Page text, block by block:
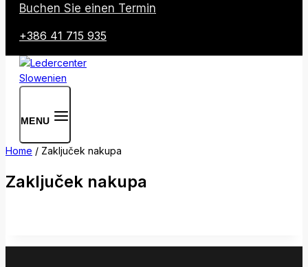
Buchen Sie einen Termin
+386 41 715 935
MENU
Home / Zaključek nakupa
Zaključek nakupa